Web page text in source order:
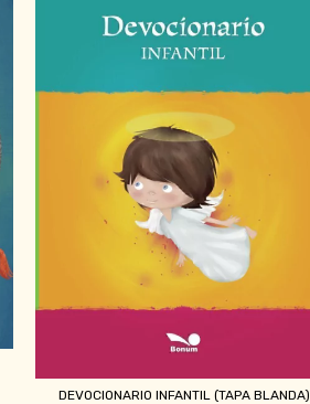
DEVOCIONARIO INFANTIL (TAPA BLANDA)